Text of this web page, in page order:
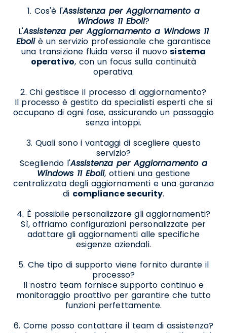
1. Cos'è l'Assistenza per Aggiornamento a
Windows 11 Eboli?
L'Assistenza per Aggiornamento a Windows 11
Eboliè un servizio professionale che garantisce
una transizione fluida verso il nuovosistema
operativo, con un focus sulla continuità
operativa.
2. Chi gestisce il processo di aggiornamento?
Il processo è gestito da specialisti esperti che si
occupano di ogni fase, assicurando un passaggio
senza intoppi.
3. Quali sono i vantaggi di scegliere questo
servizio?
Scegliendo l'Assistenza per Aggiornamento a
Windows 11 Eboli, ottieni una gestione
centralizzata degli aggiornamenti e una garanzia
di compliance security.
4. È possibile personalizzare gli aggiornamenti?
Sì, offriamo configurazioni personalizzate per
adattare gli aggiornamenti alle specifiche
esigenze aziendali.
5. Che tipo di supporto viene fornito durante il
processo?
Il nostro team fornisce supporto continuo e
monitoraggio proattivo per garantire che tutto
funzioni perfettamente.
6. Come posso contattare il team di assistenza?